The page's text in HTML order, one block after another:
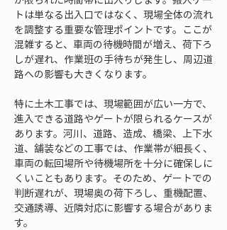
トは単なる出入口ではなく、現場全体の流れ
を調整する重要な管理ポイントです。ここが
混雑すると、車両の待機時間が増え、荷下ろ
しが遅れ、作業班の手待ちが発生し、周辺道
路への影響も大きくなります。
特に土木工事では、現場範囲が広い一方で、
進入できる道路やゲートが限られるケースが
あります。河川、道路、造成、橋梁、上下水
道、舗装などの工事では、作業帯が細長く、
車両の転回場所や待機場所を十分に確保しに
くいこともあります。そのため、ゲートでの
判断遅れが、現場奥の荷下ろし、重機配置、
交通誘導、近隣対応に影響する場合がありま
す。